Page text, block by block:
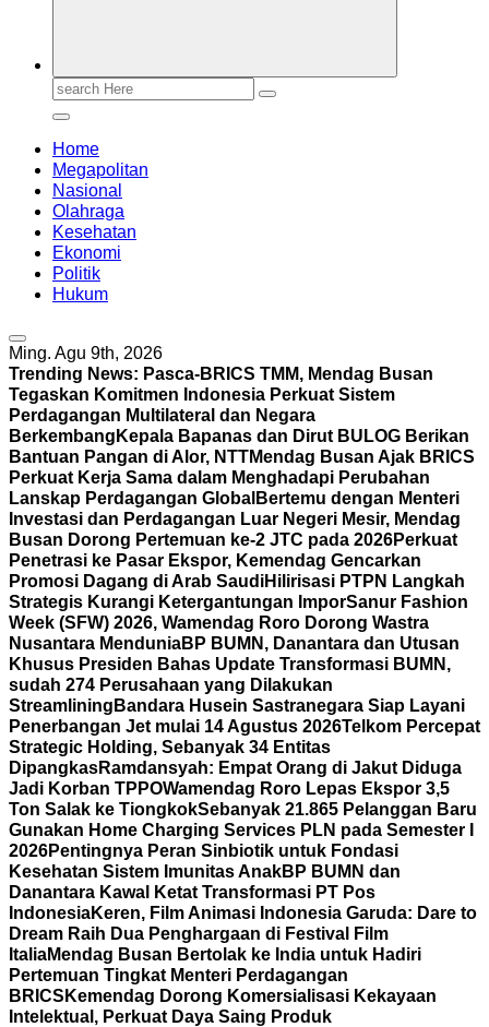
Search
Home
Megapolitan
Nasional
Olahraga
Kesehatan
Ekonomi
Politik
Hukum
Ming. Agu 9th, 2026
Trending News: Pasca-BRICS TMM, Mendag Busan
Tegaskan Komitmen Indonesia Perkuat Sistem
Perdagangan Multilateral dan Negara
Berkembang Kepala Bapanas dan Dirut BULOG Berikan
Bantuan Pangan di Alor, NTTMendag Busan Ajak BRICS
Perkuat Kerja Sama dalam Menghadapi Perubahan
Lanskap Perdagangan Global Bertemu dengan Menteri
Investasi dan Perdagangan Luar Negeri Mesir, Mendag
Busan Dorong Pertemuan ke-2 JTC pada 2026Perkuat
Penetrasi ke Pasar Ekspor, Kemendag Gencarkan
Promosi Dagang di Arab SaudiHilirisasi PTPN Langkah
Strategis Kurangi Ketergantungan ImporSanur Fashion
Week (SFW) 2026, Wamendag Roro Dorong Wastra
Nusantara MenduniaBP BUMN, Danantara dan Utusan
Khusus Presiden Bahas Update Transformasi BUMN,
sudah 274 Perusahaan yang Dilakukan
Streamlining Bandara Husein Sastranegara Siap Layani
Penerbangan Jet mulai 14 Agustus 2026Telkom Percepat
Strategic Holding, Sebanyak 34 Entitas
DipangkasRamdansyah: Empat Orang di Jakut Diduga
Jadi Korban TPPOWamendag Roro Lepas Ekspor 3,5
Ton Salak ke TiongkokSebanyak 21.865 Pelanggan Baru
Gunakan Home Charging Services PLN pada Semester I
2026Pentingnya Peran Sinbiotik untuk Fondasi
Kesehatan Sistem Imunitas AnakBP BUMN dan
Danantara Kawal Ketat Transformasi PT Pos
IndonesiaKeren, Film Animasi Indonesia Garuda: Dare to
Dream Raih Dua Penghargaan di Festival Film
ItaliaMendag Busan Bertolak ke India untuk Hadiri
Pertemuan Tingkat Menteri Perdagangan
BRICS Kemendag Dorong Komersialisasi Kekayaan
Intelektual, Perkuat Daya Saing Produk